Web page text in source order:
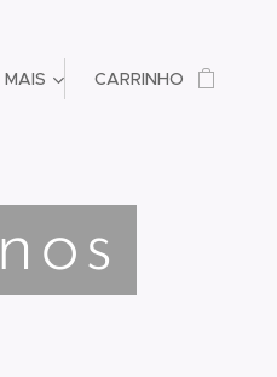
MAIS CARRINHO